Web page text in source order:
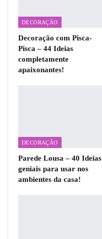
DECORAÇÃO
Decoração com Pisca-
Pisca – 44 Ideias
completamente
apaixonantes!
DECORAÇÃO
Parede Lousa – 40 Ideias
geniais para usar nos
ambientes da casa!